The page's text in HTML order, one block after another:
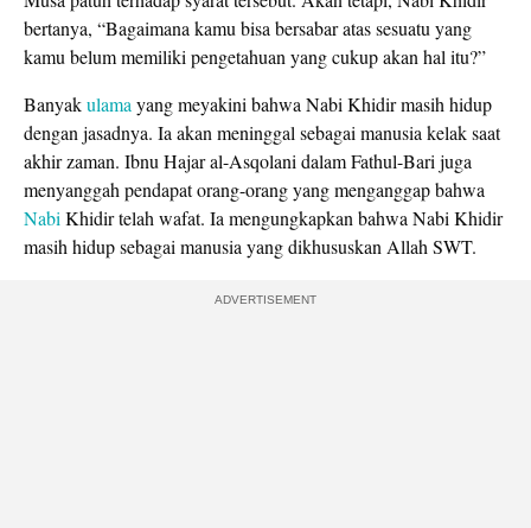
bertanya, “Bagaimana kamu bisa bersabar atas sesuatu yang
kamu belum memiliki pengetahuan yang cukup akan hal itu?”
Banyakulamayang meyakini bahwa Nabi Khidir masih hidup
dengan jasadnya. Ia akan meninggal sebagai manusia kelak saat
akhir zaman. Ibnu Hajar al-Asqolani dalam Fathul-Bari juga
menyanggah pendapat orang-orang yang menganggap bahwa
NabiKhidir telah wafat. Ia mengungkapkan bahwa Nabi Khidir
masih hidup sebagai manusia yang dikhususkan Allah SWT.
ADVERTISEMENT